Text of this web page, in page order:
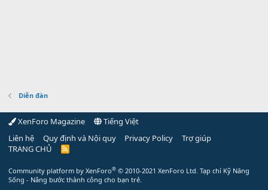
Diễn đàn
XenForo Magazine
Tiếng Việt
Liên hệ
Quy định và Nội quy Privacy Policy
Trợ giúp
TRANG CHỦ
R
Community platform by XenForo® © 2010-2021 XenForo Ltd. Tạp chí Kỹ Năng
Sống - Nâng bước thành công cho bạn trẻ.